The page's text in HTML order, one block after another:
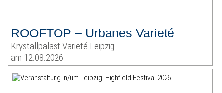
ROOFTOP – Urbanes Varieté
Krystallpalast Varieté Leipzig
am 12.08.2026